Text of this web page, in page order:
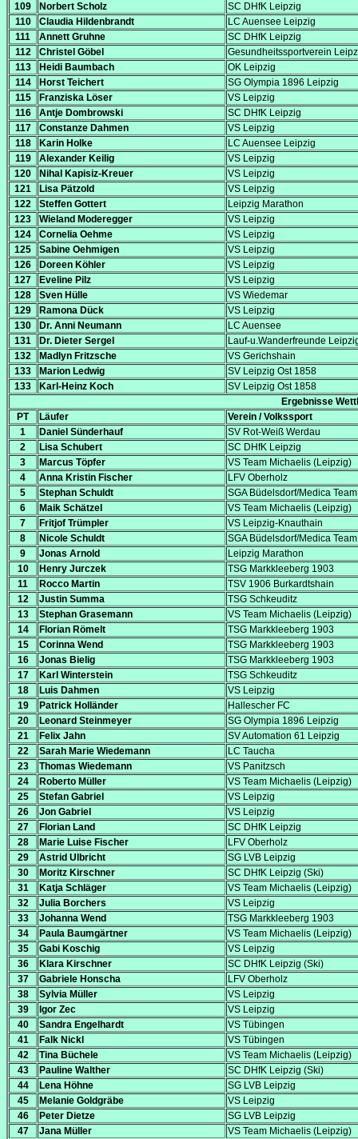
109
Norbert Scholz
SC DHfK Leipzig
110
Claudia Hildenbrandt
LC Auensee Leipzig
111
Annett Gruhne
SC DHfK Leipzig
112
Christel Göbel
Gesundheitssportverein
113
Heidi Baumbach
OK Leipzig
114
Horst Teichert
SG Olympia 1896 Leipzig
115
Franziska Löser
VS Leipzig
116
Antje Dombrowski
SC DHfK Leipzig
117
Constanze Dahmen
VS Leipzig
118
Karin Holke
LC Auensee Leipzig
119
Alexander Keilig
VS Leipzig
120
Nihal Kapisiz-Kreuer
VS Leipzig
121
Lisa Pätzold
VS Leipzig
122
Steffen Gottert
Leipzig Marathon
123
Wieland Moderegger
VS Leipzig
124
Cornelia Oehme
VS Leipzig
125
Sabine Oehmigen
VS Leipzig
126
Doreen Köhler
VS Leipzig
127
Eveline Pilz
VS Leipzig
128
Sven Hülle
VS Wiedemar
129
Ramona Dück
VS Leipzig
130
Dr. Anni Neumann
LC Auensee
131
Dr. Dieter Sergel
Lauf-u.Wanderfreunde
132
Madlyn Fritzsche
VS Gerichshain
133
Marion Ledwig
SV Leipzig Ost 1858
133
Karl-Heinz Koch
SV Leipzig Ost 1858
Ergebnisse
PT
Läufer
Verein / Volkssport
1
Daniel Sünderhauf
SV Rot-Weiß Werdau
2
Lisa Schubert
SC DHfK Leipzig
3
Marcus Töpfer
VS Team Michaelis (Leipzig)
4
Anna Kristin Fischer
LFV Oberholz
5
Stephan Schuldt
SGA Büdelsdorf/Medica
6
Maik Schätzel
VS Team Michaelis (Leipzig)
7
Fritjof Trümpler
VS Leipzig-Knauthain
8
Nicole Schuldt
SGA Büdelsdorf/Medica
9
Jonas Arnold
Leipzig Marathon
10
Henry Jurczek
TSG Markkleeberg 1903
11
Rocco Martin
TSV 1906 Burkardtshain
12
Justin Summa
TSG Schkeuditz
13
Stephan Grasemann
VS Team Michaelis (Leipzig)
14
Florian Römelt
TSG Markkleeberg 1903
15
Corinna Wend
TSG Markkleeberg 1903
16
Jonas Bielig
TSG Markkleeberg 1903
17
Karl Winterstein
TSG Schkeuditz
18
Luis Dahmen
VS Leipzig
19
Patrick Holländer
Hallescher FC
20
Leonard Steinmeyer
SG Olympia 1896 Leipzig
21
Felix Jahn
SV Automation 61 Leipzig
22
Sarah Marie Wiedemann
LC Taucha
23
Thomas Wiedemann
VS Panitzsch
24
Roberto Müller
VS Team Michaelis (Leipzig)
25
Stefan Gabriel
VS Leipzig
26
Jon Gabriel
VS Leipzig
27
Florian Land
SC DHfK Leipzig
28
Marie Luise Fischer
LFV Oberholz
29
Astrid Ulbricht
SG LVB Leipzig
30
Moritz Kirschner
SC DHfK Leipzig (Ski)
31
Katja Schläger
VS Team Michaelis (Leipzig)
32
Julia Borchers
VS Leipzig
33
Johanna Wend
TSG Markkleeberg 1903
34
Paula Baumgärtner
VS Team Michaelis (Leipzig)
35
Gabi Koschig
VS Leipzig
36
Klara Kirschner
SC DHfK Leipzig (Ski)
37
Gabriele Honscha
LFV Oberholz
38
Sylvia Müller
VS Leipzig
39
Igor Zec
VS Leipzig
40
Sandra Engelhardt
VS Tübingen
41
Falk Nickl
VS Tübingen
42
Tina Büchele
VS Team Michaelis (Leipzig)
43
Pauline Walther
SC DHfK Leipzig (Ski)
44
Lena Höhne
SG LVB Leipzig
45
Melanie Goldgräbe
VS Leipzig
46
Peter Dietze
SG LVB Leipzig
47
Jana Müller
VS Team Michaelis (Leipzig)